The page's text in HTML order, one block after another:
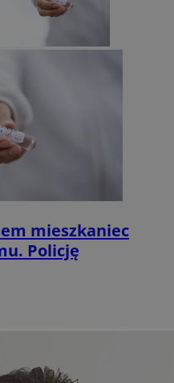
mieszkaniec
Policję